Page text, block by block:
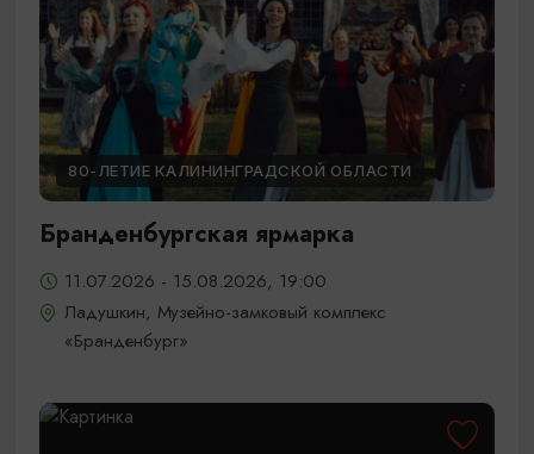
80-ЛЕТИЕ КАЛИНИНГРАДСКОЙ ОБЛАСТИ
Бранденбургская ярмарка
11.07.2026 - 15.08.2026, 19:00
Ладушкин, Музейно-замковый комплекс
«Бранденбург»